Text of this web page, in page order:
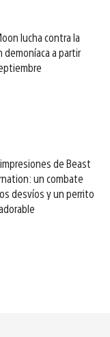
lucha contra la
demoníaca a partir
de Beast
un combate
desvíos y un perrito